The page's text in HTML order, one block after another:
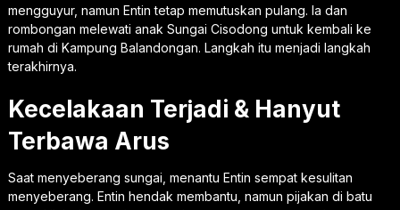
mengguyur, namun Entin tetap memutuskan pulang. Ia dan
rombongan melewati anak Sungai Cisodong untuk kembali ke
rumah di Kampung Balandongan. Langkah itu menjadi langkah
terakhirnya.
Kecelakaan Terjadi & Hanyut
Terbawa Arus
Saat menyeberang sungai, menantu Entin sempat kesulitan
menyeberang. Entin hendak membantu, namun pijakan di batu